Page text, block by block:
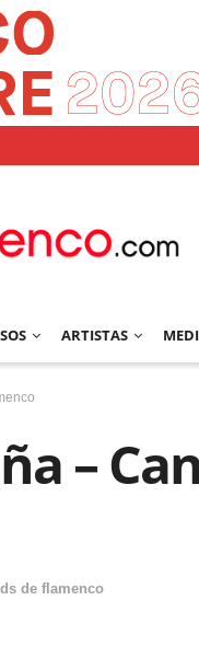
ARTISTAS
–
de flamenco